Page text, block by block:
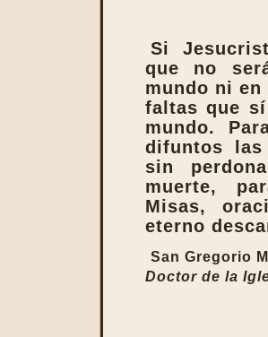
Si
que no
mundo ni
faltas que
mundo.
difuntos
sin
muerte,
Misas,
eterno
San Gregorio
Doctor de la